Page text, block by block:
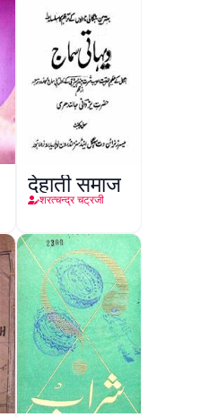
देहाती समाज
शरत्चन्द्र चट्रजी